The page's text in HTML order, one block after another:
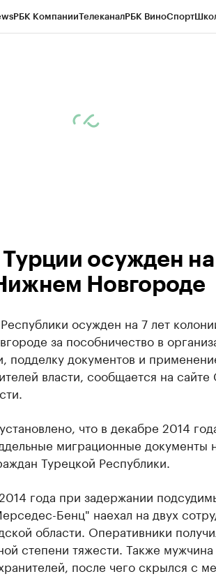
РБК КомпанииТелеканалРБК ВиноСпорт
осужден на
Новгороде
осужден на 7 лет
за пособничество в
подделку документов и
власти, сообщается на
что в декабре 2014
миграционные документы
Турецкой Республики.
года при задержании
Бенц" наехал на двух
области. Оперативники
степени тяжести. Также мужчина
после чего скрылся с